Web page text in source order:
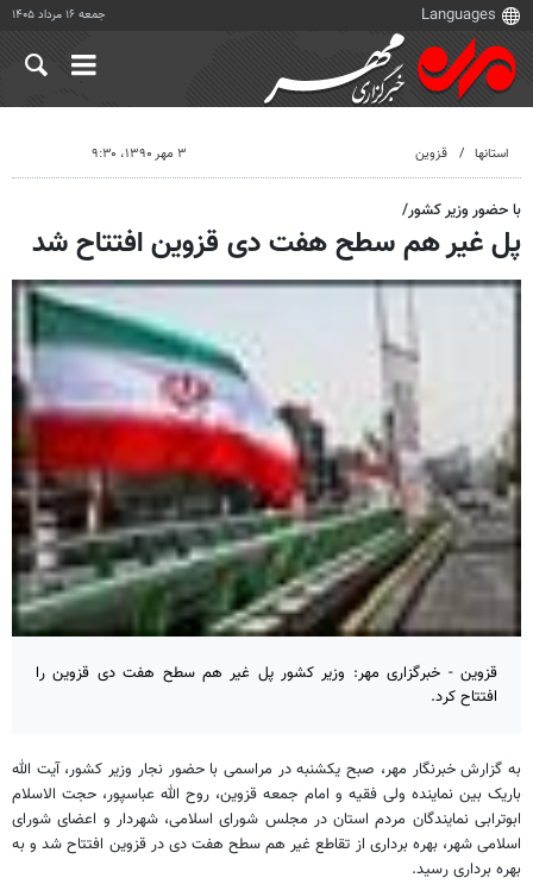
جمعه ۱۶ مرداد ۱۴۰۵
استانها قزوین ۳ مهر ۱۳۹۰، ۹:۳۰
با حضور وزیر کشور/
پل غیر هم سطح هفت دی قزوین افتتاح شد
قزوین - خبرگزاری مهر: وزیر کشور پل غیر هم سطح هفت دی قزوین را
افتتاح کرد.
به گزارش خبرنگار مهر، صبح یکشنبه در مراسمی با حضور نجار وزیر کشور، آیت الله
باریک بین نماینده ولی فقیه و امام جمعه قزوین، روح الله عباسپور، حجت الاسلام
ابوترابی نمایندگان مردم استان در مجلس شورای اسلامی، شهردار و اعضای شورای
اسلامی شهر، بهره برداری از تقاطع غیر هم سطح هفت دی در قزوین افتتاح شد و به
بهره برداری رسید.